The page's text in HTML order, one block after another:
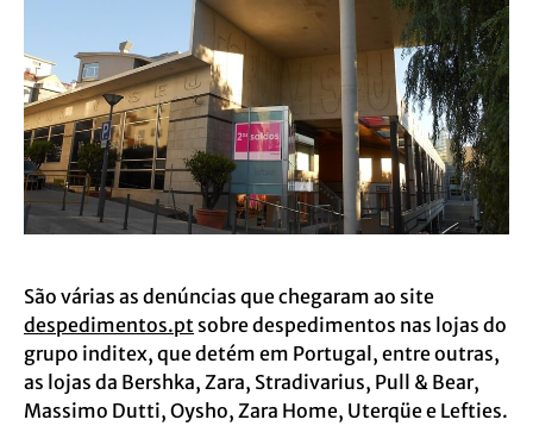
São várias as denúncias que chegaram ao site
despedimentos.pt sobre despedimentos nas lojas do
grupo inditex, que detém em Portugal, entre outras,
as lojas da Bershka, Zara, Stradivarius, Pull & Bear,
Massimo Dutti, Oysho, Zara Home, Uterqüe e Lefties.